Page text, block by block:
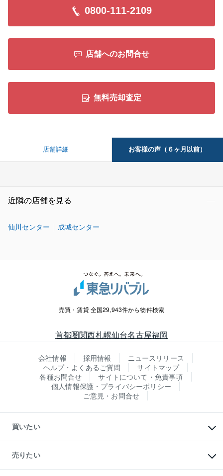
0800-111-2109
店舗へのお問合せ
無料売却査定
店舗詳細 お客様の声（６ヶ月以前）
近隣の店舗を見る
仙川センター 成城センター
売買・賃貸 全国29,943件から物件検索
首都圏関西札幌仙台名古屋福岡
会社情報 採用情報
ニュースリリース
ヘルプ・よくあるご質問
サイトマップ
各種お問合せ
サイトについて・免責事項
個人情報保護・プライバシーポリシー
ご意見・お問合せ
買いたい
新築・分譲マンションの購入
中古マンションの購入
一戸建ての購入
売りたい